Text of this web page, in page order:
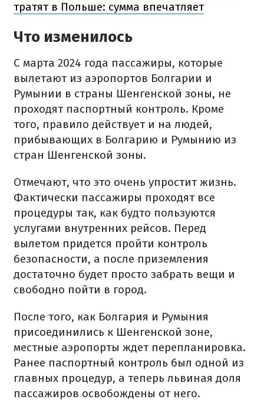
тратят в Польше: сумма впечатляет
Что изменилось
С марта 2024 года пассажиры, которые
вылетают из аэропортов Болгарии и
Румынии в страны Шенгенской зоны, не
проходят паспортный контроль. Кроме
того, правило действует и на людей,
прибывающих в Болгарию и Румынию из
стран Шенгенской зоны.
Отмечают, что это очень упростит жизнь.
Фактически пассажиры проходят все
процедуры так, как будто пользуются
услугами внутренних рейсов. Перед
вылетом придется пройти контроль
безопасности, а после приземления
достаточно будет просто забрать вещи и
свободно пойти в город.
После того, как Болгария и Румыния
присоединились к Шенгенской зоне,
местные аэропорты ждет перепланировка.
Ранее паспортный контроль был одной из
главных процедур, а теперь львиная доля
пассажиров освобождены от него.